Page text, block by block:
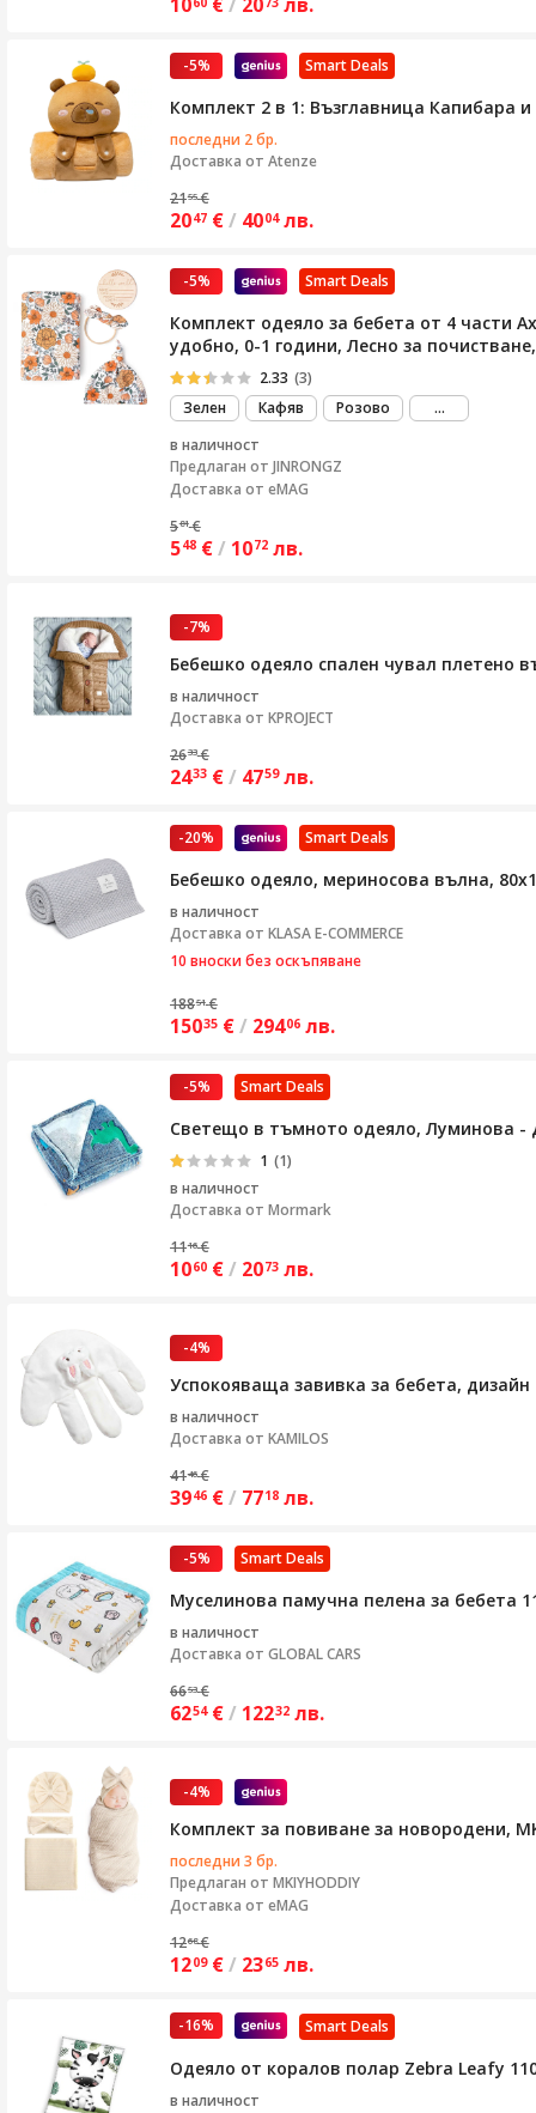
Smart Deals
-5%
Комплект 2 в 1: Възглавница Капибара
последни 2 бр.
Доставка от Atenze
2155 €
2047 €/ 4004 лв.
Smart Deals
-5%
Комплект одеяло за бебета от 4 части
удобно, 0-1 години, Лесно за
2.33 (3)
Зелен
Кафяв Розово ...виж
в наличност
Предлаган от JINRONGZ
Доставка от eMAG
581 €
548 €/ 1072 лв.
-7%
Бебешко одеяло спален чувал плетено
в наличност
Доставка от KPROJECT
2633 €
2433 €/ 4759 лв.
Smart Deals
-20%
Бебешко одеяло, мериносова вълна,
в наличност
Доставка от KLASA E-COMMERCE
10 вноски без оскъпяване
18851 €
15035 €/ 29406 лв.
Smart Deals
-5%
Светещо в тъмното одеяло, Луминова -
1 (1)
в наличност
Доставка от Mormark
1116 €
1060 €/ 2073 лв.
-4%
Успокояваща завивка за бебета, дизайн
в наличност
Доставка от KAMILOS
4146 €
3946 €/ 7718 лв.
Smart Deals
-5%
Муселинова памучна пелена за бебета
в наличност
Доставка от GLOBAL CARS
6653 €
6254 €/ 12232 лв.
-4%
Комплект за повиване за новородени,
последни 3 бр.
Предлаган от MKIYHODDIY
Доставка от eMAG
1268 €
1209 €/ 2365 лв.
Smart Deals
-16%
Одеяло от коралов полар Zebra Leafy
в наличност